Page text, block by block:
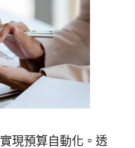
現預算自動化。透